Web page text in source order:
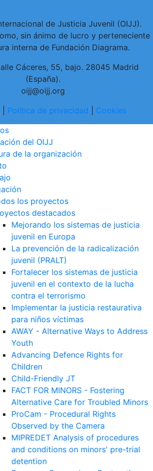
de Justicia Juvenil (OIJJ).
sin ánimo de lucro y perteneciente
interna de Fundación Diagrama.
Cáceres, 55, bajo. 28045 Madrid
(España).
oijj@oijj.org
Política de privacidad
Cookies
del OIJJ
de la organización
los proyectos
destacados
Mejorando los sistemas de justicia
juvenil en Europa
La prevención de la radicalización
juvenil (PRALT)
Fortalecer los sistemas de justicia
juvenil en el contexto de la lucha
contra el terrorismo
Implementar la justicia restaurativa
para niños víctimas
AWAY - Alternative Ways to Address
Youth
Advancing Defence Rights for
Children
Child-Friendly JT
FACT FOR MINORS - Fostering
Alternative Care for Troubled Minors
ProCam - Procedural Rights
Observed by the Camera
MIPREDET Analysis of procedures
and conditions on minors' pre-trial
detention